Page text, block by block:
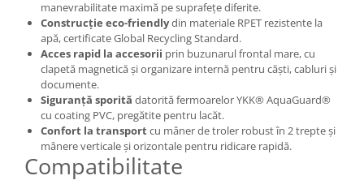
manevrabilitate maximă pe suprafețe diferite.
Construcție eco-friendlydin materiale RPET rezistente la
apă, certificate Global Recycling Standard.
Acces rapid la accesorii prin buzunarul frontal mare, cu
clapetă magnetică și organizare internă pentru căști, cabluri și
documente.
Siguranță sporită datorită fermoarelor YKK® AquaGuard®
cu coating PVC, pregătite pentru lacăt.
Confort la transportcu mâner de troler robust în 2 trepte și
mânere verticale și orizontale pentru ridicare rapidă.
Compatibilitate